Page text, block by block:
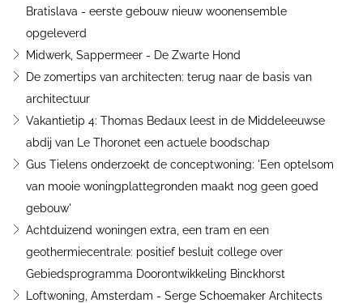
Bratislava - eerste gebouw nieuw woonensemble
opgeleverd
Midwerk, Sappermeer - De Zwarte Hond
De zomertips van architecten: terug naar de basis van
architectuur
Vakantietip 4: Thomas Bedaux leest in de Middeleeuwse
abdij van Le Thoronet een actuele boodschap
Gus Tielens onderzoekt de conceptwoning: 'Een optelsom
van mooie woningplattegronden maakt nog geen goed
gebouw'
Achtduizend woningen extra, een tram en een
geothermiecentrale: positief besluit college over
Gebiedsprogramma Doorontwikkeling Binckhorst
Loftwoning, Amsterdam - Serge Schoemaker Architects